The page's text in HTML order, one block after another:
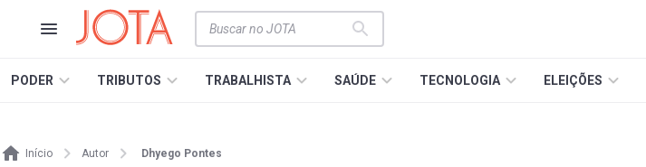
PODER TRIBUTOS TRABALHISTA SAÚDE TECNOLOGIA ELEIÇÕES
Início Autor Dhyego Pontes